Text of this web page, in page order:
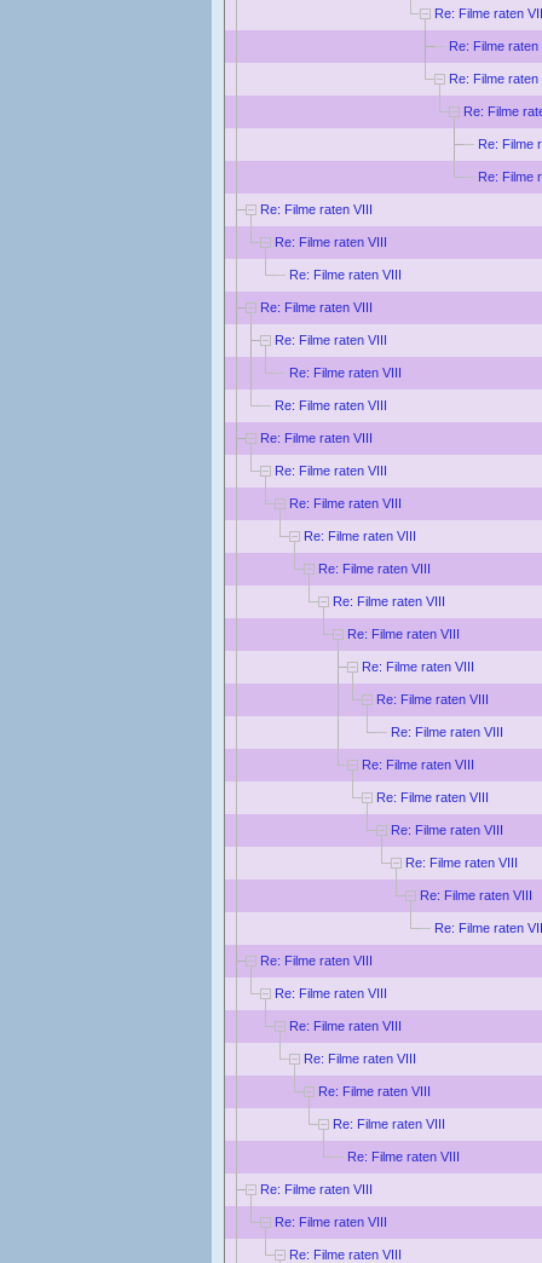
Re: Filme raten
Re: Filme raten
Re: Filme raten
Re: Filme
Re: Filme
Re: Filme
Re: Filme raten VIII
Re: Filme raten VIII
Re: Filme raten VIII
Re: Filme raten VIII
Re: Filme raten VIII
Re: Filme raten VIII
Re: Filme raten VIII
Re: Filme raten VIII
Re: Filme raten VIII
Re: Filme raten VIII
Re: Filme raten VIII
Re: Filme raten VIII
Re: Filme raten VIII
Re: Filme raten VIII
Re: Filme raten VIII
Re: Filme raten VIII
Re: Filme raten VIII
Re: Filme raten VIII
Re: Filme raten VIII
Re: Filme raten VIII
Re: Filme raten VIII
Re: Filme raten VIII
Re: Filme raten
Re: Filme raten VIII
Re: Filme raten VIII
Re: Filme raten VIII
Re: Filme raten VIII
Re: Filme raten VIII
Re: Filme raten VIII
Re: Filme raten VIII
Re: Filme raten VIII
Re: Filme raten VIII
Re: Filme raten VIII